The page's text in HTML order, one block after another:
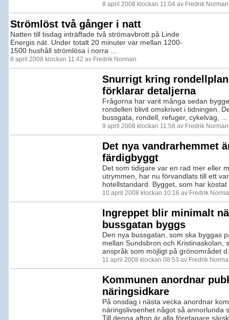
8 april 2008 klockan 11:04 av Fredrik Norman
Strömlöst två gånger i natt
Natten till tisdag inträffade två strömavbrott på Linde
Energis nät. Under totalt 20 minuter var mellan 1200-
1500 hushåll strömlösa i norra ...
8 april 2008 klockan 11:42 av Fredrik Norman
Snurrigt kring
förklarar detaljerna
Frågorna har varit många sedan
rondellen blivit omskrivet i tidningen.
bussgata, rondell, refuger, cykelväg, ...
9 april 2008 klockan 11:58 av Fredrik Norman
Det nya vandrarhemmet
färdigbyggt
Det som tidigare var en rad mer eller
utrymmen, har nu förvandlats till ett
hotellstandard. Bygget, som har kostat
10 april 2008 klockan 10:16 av Fredrik
Ingreppet blir minimalt
bussgatan byggs
Den nya bussgatan, som ska byggas
mellan Sundsbron och Kristinaskolan,
anspråk som möjligt på grönområdet
11 april 2008 klockan 08:53 av Fredrik
Kommunen anordnar
näringsidkare
På onsdag i nästa vecka anordnar
näringslivsenhet något så annorlunda
Till denna afton är alla företagare